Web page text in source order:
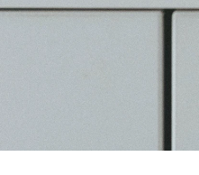
Membrane Medical